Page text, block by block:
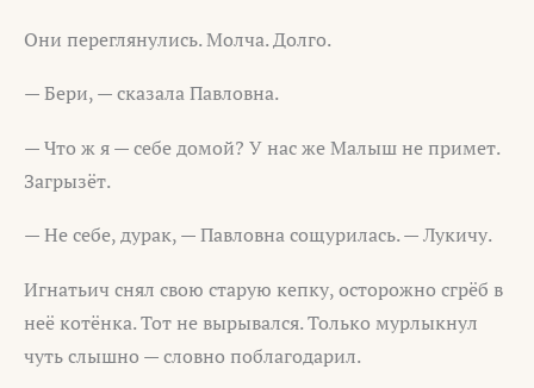
Они переглянулись. Молча. Долго.
— Бери, — сказала Павловна.
— Что ж я — себе домой? У нас же Малыш не примет.
Загрызёт.
— Не себе, дурак, — Павловна сощурилась. — Лукичу.
Игнатьич снял свою старую кепку, осторожно сгрёб в
неё котёнка. Тот не вырывался. Только мурлыкнул
чуть слышно — словно поблагодарил.